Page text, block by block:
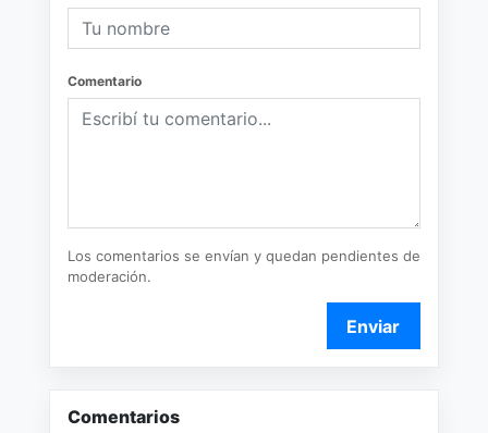
Comentario
Los comentarios se envían y quedan pendientes de
moderación.
Enviar
Comentarios